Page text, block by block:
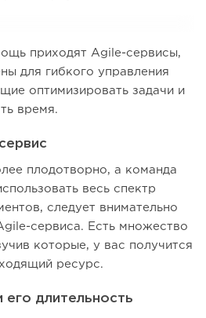
приходят Agile-сервисы,
для гибкого управления
оптимизировать задачи и
время.
плодотворно, а команда
весь спектр
следует внимательно
сервиса. Есть множество
которые, у вас получится
ресурс.
его длительность